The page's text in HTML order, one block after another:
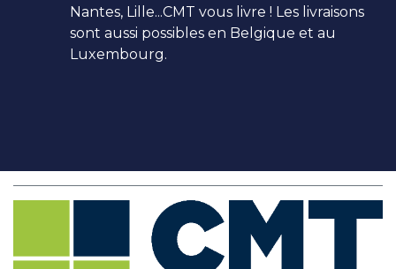
Nantes, Lille...CMT vous livre ! Les livraisons
sont aussi possibles en Belgique et au
Luxembourg.